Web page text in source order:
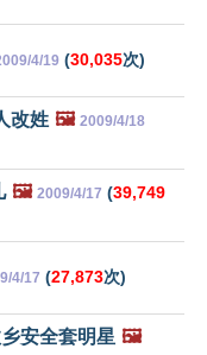
4/19 (30,035次)
改姓 🖼️ 2009/4/18
🖼️ 2009/4/17 (39,749
4/17 (27,873次)
安全套明星 🖼️